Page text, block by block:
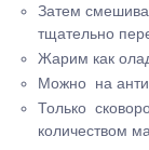
Затем
тщательно
Жарим как
Можно на
Только
количеством